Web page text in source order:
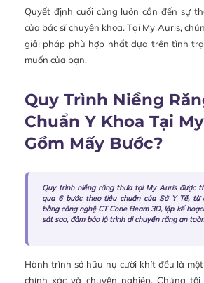
Quyết định cuối cùng luôn cần đến sự
của bác sĩ chuyên khoa. Tại My Auris,
giải pháp phù hợp nhất dựa trên tình
muốn của bạn.
Quy Trình Niềng
Chuẩn Y Khoa Tại
Gồm Mấy Bước?
Quy trình niềng răng thưa tại My Auris được
qua 6 bước theo tiêu chuẩn của Sở Y Tế, từ
bằng công nghệ CT Cone Beam 3D, lập kế
sát sao, đảm bảo lộ trình di chuyển răng an
Hành trình sở hữu nụ cười khít đều là
chính xác và chuyên nghiệp. Chúng